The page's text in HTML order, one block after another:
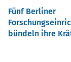
Fünf Berliner
bündeln ihre